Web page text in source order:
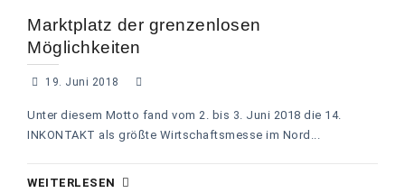
Marktplatz der grenzenlosen
Möglichkeiten
19. Juni 2018
Unter diesem Motto fand vom 2. bis 3. Juni 2018 die 14.
INKONTAKT als größte Wirtschaftsmesse im Nord...
WEITERLESEN